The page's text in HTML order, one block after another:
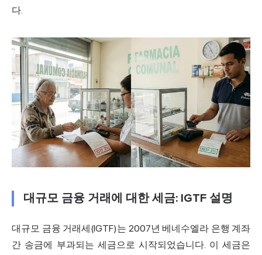
다.
대규모 금융 거래에 대한 세금: IGTF 설명
대규모 금융 거래세(IGTF)는 2007년 베네수엘라 은행 계좌
간 송금에 부과되는 세금으로 시작되었습니다. 이 세금은